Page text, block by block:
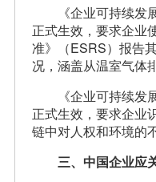
《企业可持续
正式生效，要求企业
准》（ESRS）报告
况，涵盖从温室气体
《企业可持续
正式生效，要求企业
链中对人权和环境的
三、中国企业应